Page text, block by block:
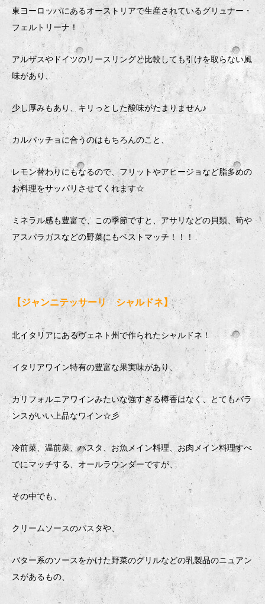
東ヨーロッパにあるオーストリアで生産されているグリュナー・
フェルトリーナ！
アルザスやドイツのリースリングと比較しても引けを取らない風
味があり、
少し厚みもあり、キリっとした酸味がたまりません♪
カルパッチョに合うのはもちろんのこと、
レモン替わりにもなるので、フリットやアヒージョなど脂多めの
お料理をサッパリさせてくれます☆
ミネラル感も豊富で、この季節ですと、アサリなどの貝類、筍や
アスパラガスなどの野菜にもベストマッチ！！！
【ジャンニテッサーリ シャルドネ】
北イタリアにあるヴェネト州で作られたシャルドネ！
イタリアワイン特有の豊富な果実味があり、
カリフォルニアワインみたいな強すぎる樽香はなく、とてもバラ
ンスがいい上品なワイン☆彡
冷前菜、温前菜、パスタ、お魚メイン料理、お肉メイン料理すべ
てにマッチする、オールラウンダーですが、
その中でも、
クリームソースのパスタや、
バター系のソースをかけた野菜のグリルなどの乳製品のニュアン
スがあるもの、